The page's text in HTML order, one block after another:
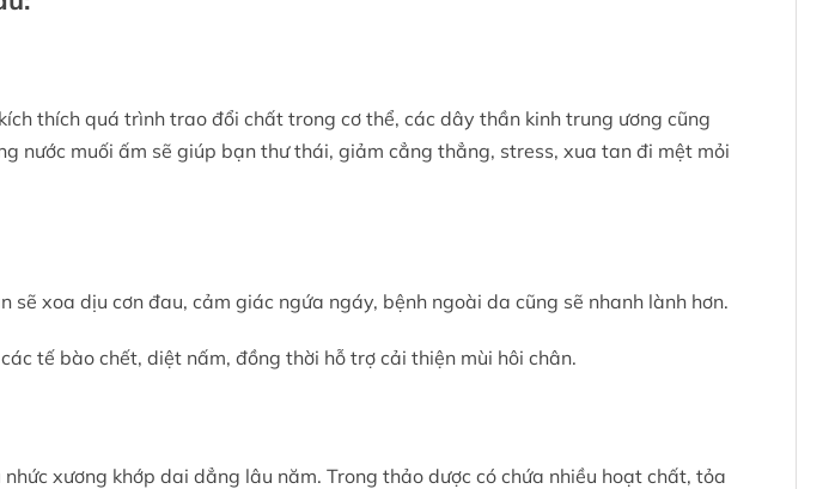
thích quá trình trao đổi chất trong cơ thể, các dây thần kinh trung ương cũng
nước muối ấm sẽ giúp bạn thư thái, giảm cẳng thẳng, stress, xua tan đi mệt mỏi
xoa dịu cơn đau, cảm giác ngứa ngáy, bệnh ngoài da cũng sẽ nhanh lành hơn.
tế bào chết, diệt nấm, đồng thời hỗ trợ cải thiện mùi hôi chân.
xương khớp dai dẳng lâu năm. Trong thảo dược có chứa nhiều hoạt chất, tỏa